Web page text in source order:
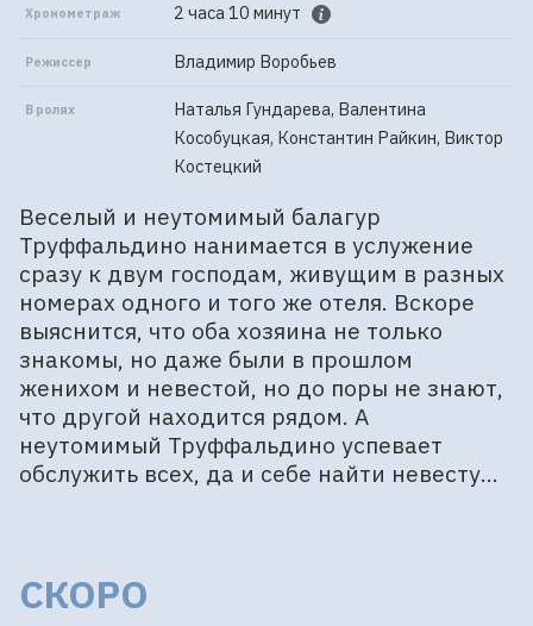
Хронометраж 2 часа 10 минут
Режиссер Владимир Воробьев
В ролях
Наталья Гундарева, Валентина
Кособуцкая, Константин Райкин, Виктор
Костецкий
Веселый и неутомимый балагур
Труффальдино нанимается в услужение
сразу к двум господам, живущим в разных
номерах одного и того же отеля. Вскоре
выяснится, что оба хозяина не только
знакомы, но даже были в прошлом
женихом и невестой, но до поры не знают,
что другой находится рядом. А
неутомимый Труффальдино успевает
обслужить всех, да и себе найти невесту...
СКОРО